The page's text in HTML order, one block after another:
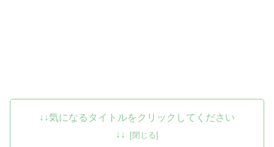
↓↓気になるタイトルをクリックしてください
↓↓